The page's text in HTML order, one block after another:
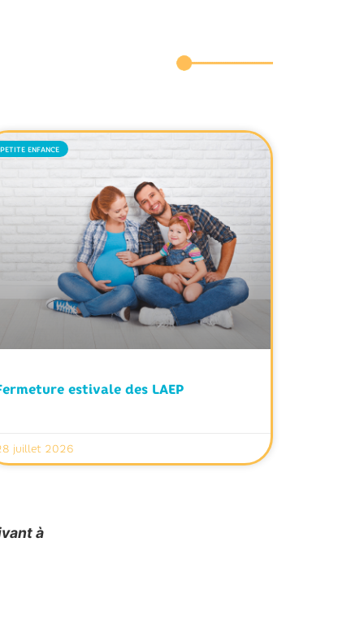
PETITE ENFANCE
estivale des LAEP
juillet 2026
à